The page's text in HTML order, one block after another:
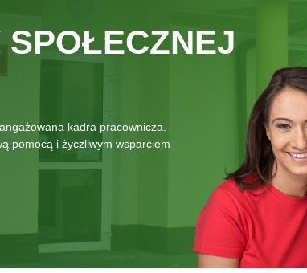
kadra pracownicza.
pomocą i życzliwym wsparciem